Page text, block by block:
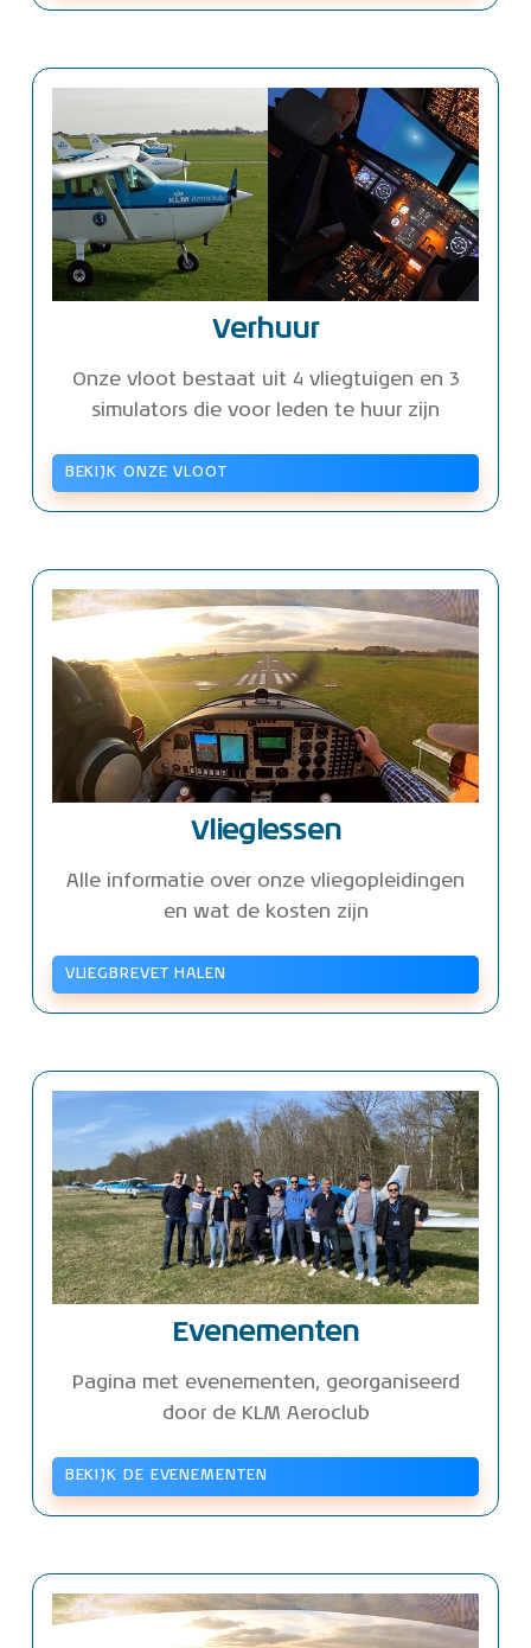
Verhuur
Onze vloot bestaat uit 4 vliegtuigen en 3
simulators die voor leden te huur zijn
BEKIJK ONZE VLOOT
Vlieglessen
Alle informatie over onze vliegopleidingen
en wat de kosten zijn
VLIEGBREVET HALEN
Evenementen
Pagina met evenementen, georganiseerd
door de KLM Aeroclub
BEKIJK DE EVENEMENTEN